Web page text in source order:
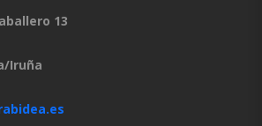
13
Iruña